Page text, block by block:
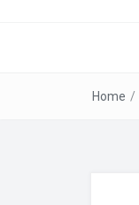
Home /